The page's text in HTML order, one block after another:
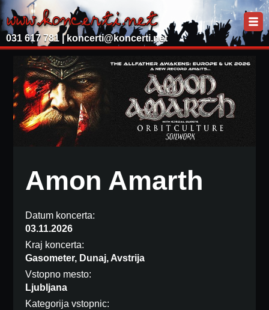
031 617 781 | koncerti@koncerti.net
Amon Amarth
Datum koncerta:
03.11.2026
Kraj koncerta:
Gasometer, Dunaj, Avstrija
Vstopno mesto:
Ljubljana
Kategorija vstopnic: